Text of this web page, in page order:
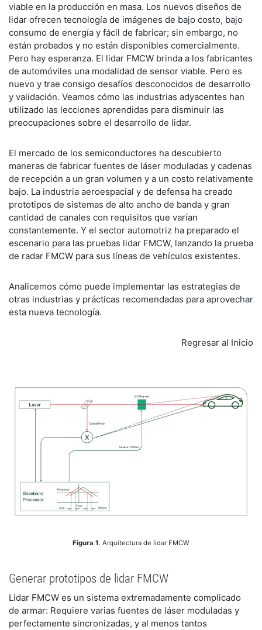
viable en la producción en masa. Los nuevos diseños de
lidar ofrecen tecnología de imágenes de bajo costo, bajo
consumo de energía y fácil de fabricar; sin embargo, no
están probados y no están disponibles comercialmente.
Pero hay esperanza. El lidar FMCW brinda a los fabricantes
de automóviles una modalidad de sensor viable. Pero es
nuevo y trae consigo desafíos desconocidos de desarrollo
y validación. Veamos cómo las industrias adyacentes han
utilizado las lecciones aprendidas para disminuir las
preocupaciones sobre el desarrollo de lidar.
El mercado de los semiconductores ha descubierto
maneras de fabricar fuentes de láser moduladas y cadenas
de recepción a un gran volumen y a un costo relativamente
bajo. La industria aeroespacial y de defensa ha creado
prototipos de sistemas de alto ancho de banda y gran
cantidad de canales con requisitos que varían
constantemente. Y el sector automotriz ha preparado el
escenario para las pruebas lidar FMCW, lanzando la prueba
de radar FMCW para sus líneas de vehículos existentes.
Analicemos cómo puede implementar las estrategias de
otras industrias y prácticas recomendadas para aprovechar
esta nueva tecnología.
Regresar al Inicio
Figura 1. Arquitectura de lidar FMCW
Generar prototipos de lidar FMCW
Lidar FMCW es un sistema extremadamente complicado
de armar: Requiere varias fuentes de láser moduladas y
perfectamente sincronizadas, y al menos tantos